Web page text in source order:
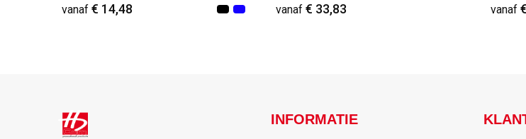
vanaf € 14,48 vanaf€ 33,83 vanaf
INFORMATIE